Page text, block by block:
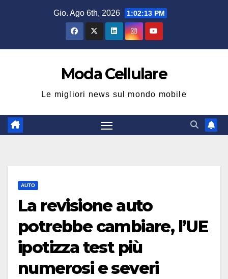
Gio. Ago 6th, 2026 1:02:14 PM
Moda Cellulare
Le migliori news sul mondo mobile
AUTO
La revisione auto
potrebbe cambiare, l’UE
ipotizza test più
numerosi e severi